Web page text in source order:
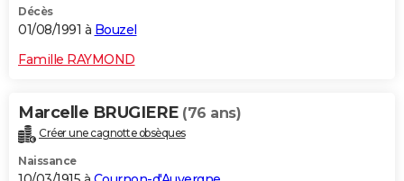
Décès
01/08/1991 à Bouzel
Famille RAYMOND
Marcelle BRUGIERE (76 ans)
Créer une cagnotte obsèques
Naissance